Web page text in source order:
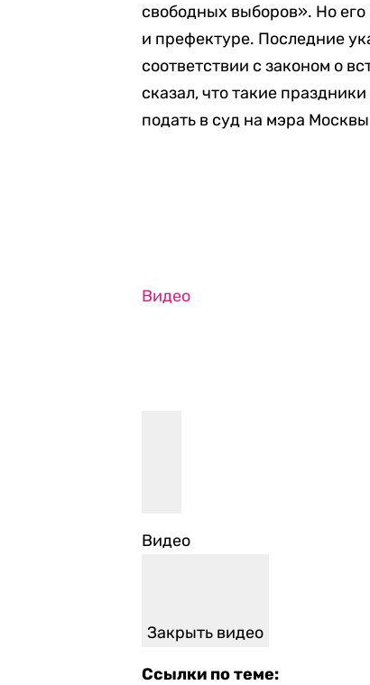
свободных выборов». Но
и префектуре. Последние
соответствии с законом о
сказал, что такие
подать в суд на мэра
праздник— RTVI, 18.12.2017
Прокуратура